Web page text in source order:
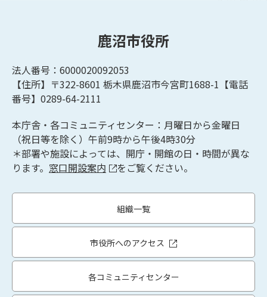
鹿沼市役所
法人番号：6000020092053
【住所】〒322-8601 栃木県鹿沼市今宮町1688-1【電話
番号】0289-64-2111
本庁舎・各コミュニティセンター：月曜日から金曜日
（祝日等を除く）午前9時から午後4時30分
＊部署や施設によっては、開庁・開館の日・時間が異な
ります。 窓口開設案内 をご覧ください。
組織一覧
市役所へのアクセス
各コミュニティセンター